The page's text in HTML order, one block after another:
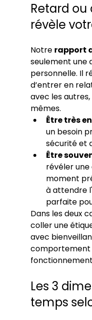
Retard ou
révèle
Notre rapport
seulement une
personnelle. Il
d’entrer en
avec les
mêmes.
Être très
un besoin
sécurité et
Être
révéler
moment
à attendre
parfaite
Dans les deux
coller une
avec
Les 3
temps